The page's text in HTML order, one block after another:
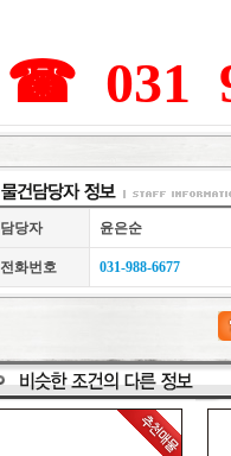
☎ 031
담당자 윤은순
전화번호 031-988-6677